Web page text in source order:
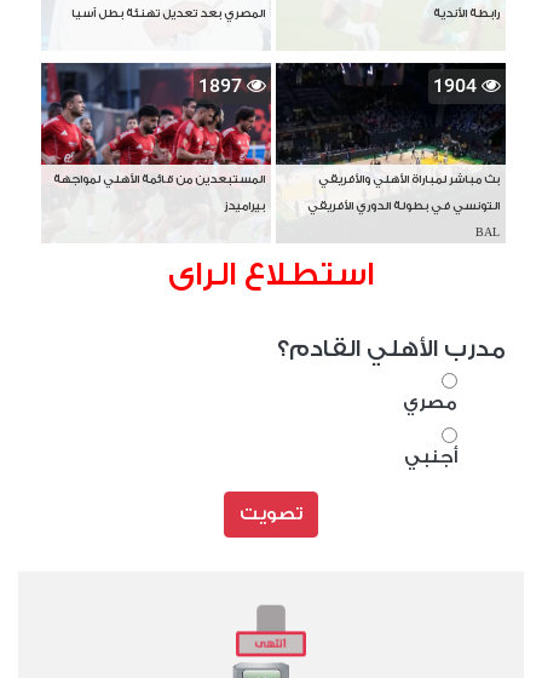
رابطة الأندية المصري بعد تعديل تهنئة بطل آسيا
1904
بث مباشر لمباراة الأهلي والأفريقي
التونسي في بطولة الدوري الأفريقي
BAL
1897
المستبعدين من قائمة الأهلي لمواجهة
بيراميدز
استطلاع الراى
مدرب الأهلي القادم؟
مصري
أجنبي
تصويت